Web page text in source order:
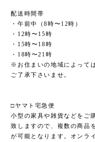
配送時間帯
・午前中（8時〜12時）
・12時〜15時
・15時〜18時
・18時〜21時
※お住まいの地域によって
ご了承下さいませ。
□ヤマト宅急便
小型の家具や雑貨などをご
致しますので、複数の商品
が可能となります。オンラ